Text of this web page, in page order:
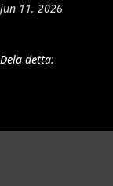
jun 11, 2026
Dela detta: